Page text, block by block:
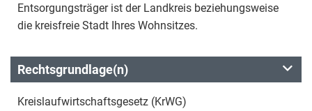
Entsorgungsträger ist der Landkreis beziehungsweise
die kreisfreie Stadt Ihres Wohnsitzes.
Rechtsgrundlage(n)
Kreislaufwirtschaftsgesetz (KrWG)